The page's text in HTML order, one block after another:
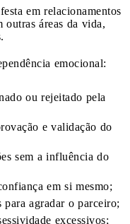
em relacionamentos
outras áreas da vida,
emocional:
ou rejeitado pela
e validação do
sem a influência do
em si mesmo;
para agradar o parceiro;
excessivos;